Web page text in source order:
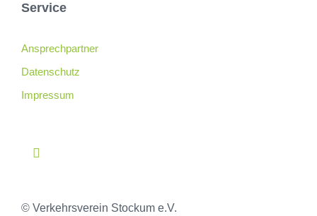
Service
Ansprechpartner
Datenschutz
Impressum
© Verkehrsverein Stockum e.V.